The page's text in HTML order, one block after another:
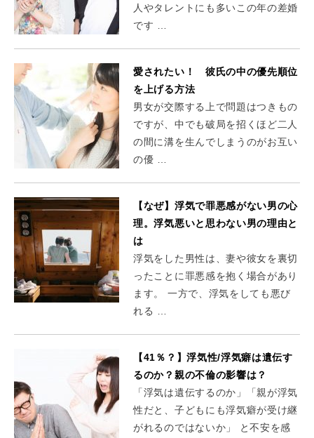
人やタレントにも多いこの年の差婚
です …
愛されたい！ 彼氏の中の優先順位
を上げる方法
男女が交際する上で問題はつきもの
ですが、中でも破局を招くほど二人
の間に溝を生んでしまうのがお互い
の優 …
【なぜ】浮気で罪悪感がない男の心
理。浮気悪いと思わない男の理由と
は
浮気をした男性は、妻や彼女を裏切
ったことに罪悪感を抱く場合があり
ます。 一方で、浮気をしても悪び
れる …
【41％？】浮気性/浮気癖は遺伝す
るのか？親の不倫の影響は？
「浮気は遺伝するのか」「親が浮気
性だと、子どもにも浮気癖が受け継
がれるのではないか」 と不安を感